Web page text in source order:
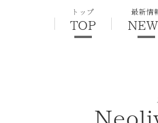
トップ
TOP
最新情